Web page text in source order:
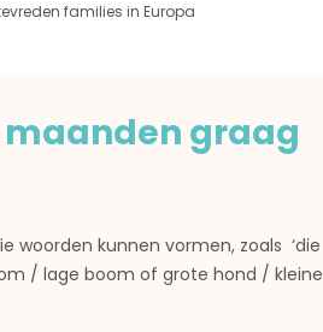
families in Europa
graag
woorden kunnen vormen, zoals ‘die
/ lage boom of grote hond / kleine